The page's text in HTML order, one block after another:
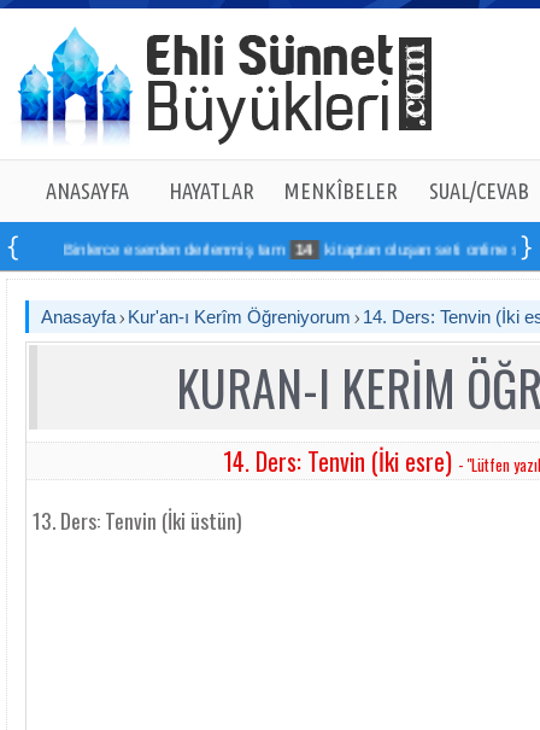
ANASAYFA HAYATLAR MENKÎBELER SUAL/CEVAB
Binlerce eserden derlenmiş tam 14 kitaptan oluşan seti online sipariş
Anasayfa Kur'an-ı Kerîm Öğreniyorum 14. Ders: Tenvin (İki
KURAN-I KERİM
14. Ders: Tenvin (İki esre) - "Lütfen
13. Ders: Tenvin (İki üstün)